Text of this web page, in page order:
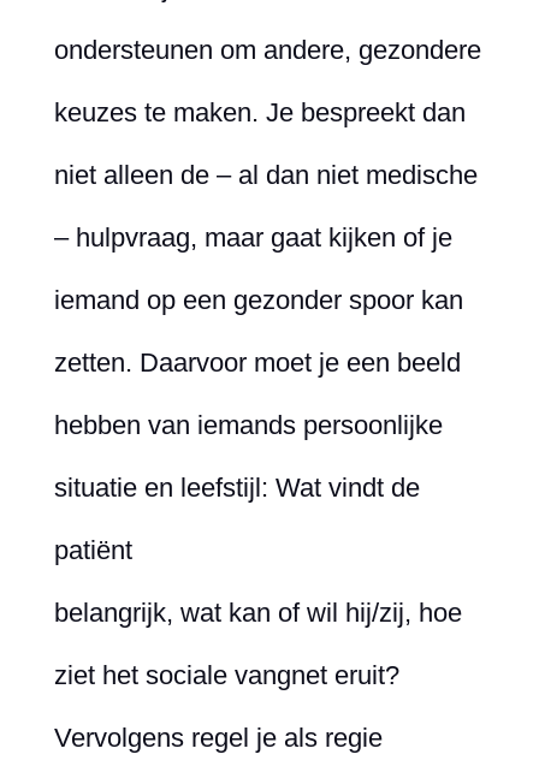
ondersteunen om andere, gezondere
keuzes te maken. Je bespreekt dan
niet alleen de – al dan niet medische
– hulpvraag, maar gaat kijken of je
iemand op een gezonder spoor kan
zetten. Daarvoor moet je een beeld
hebben van iemands persoonlijke
situatie en leefstijl: Wat vindt de
patiënt
belangrijk, wat kan of wil hij/zij, hoe
ziet het sociale vangnet eruit?
Vervolgens regel je als regie